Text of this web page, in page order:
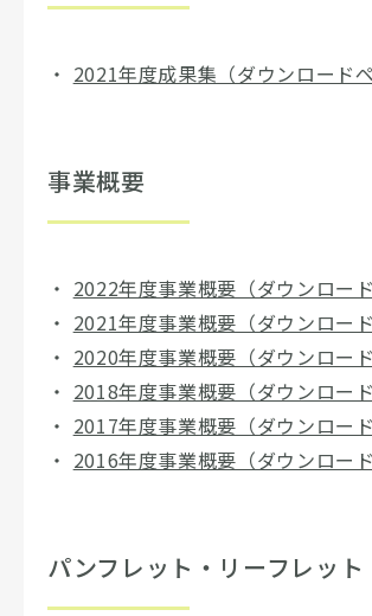
2021年度成果集（ダウンロードペ
事業概要
2022年度事業概要（ダウンロード
2021年度事業概要（ダウンロード
2020年度事業概要（ダウンロード
2018年度事業概要（ダウンロード
2017年度事業概要（ダウンロード
2016年度事業概要（ダウンロード
パンフレット・リーフレット